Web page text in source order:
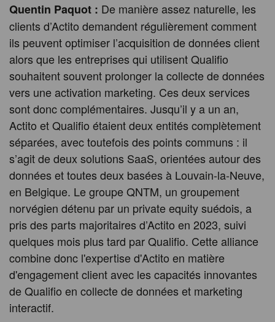
Quentin Paquot : De manière assez naturelle, les
clients d’Actito demandent régulièrement comment
ils peuvent optimiser l’acquisition de données client
alors que les entreprises qui utilisent Qualifio
souhaitent souvent prolonger la collecte de données
vers une activation marketing. Ces deux services
sont donc complémentaires. Jusqu’il y a un an,
Actito et Qualifio étaient deux entités complètement
séparées, avec toutefois des points communs : il
s’agit de deux solutions SaaS, orientées autour des
données et toutes deux basées à Louvain-la-Neuve,
en Belgique. Le groupe QNTM, un groupement
norvégien détenu par un private equity suédois, a
pris des parts majoritaires d’Actito en 2023, suivi
quelques mois plus tard par Qualifio. Cette alliance
combine donc l'expertise d'Actito en matière
d'engagement client avec les capacités innovantes
de Qualifio en collecte de données et marketing
interactif.